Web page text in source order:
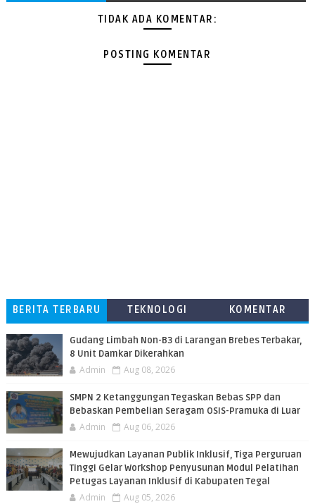
TIDAK ADA KOMENTAR:
POSTING KOMENTAR
BERITA TERBARU TEKNOLOGI
KOMENTAR
​Gudang Limbah Non-B3 di Larangan Brebes Terbakar,
8 Unit Damkar Dikerahkan
Admin Aug 08, 2026
SMPN 2 Ketanggungan Tegaskan Bebas SPP dan
Bebaskan Pembelian Seragam OSIS-Pramuka di Luar
Admin Aug 06, 2026
​Mewujudkan Layanan Publik Inklusif, Tiga Perguruan
Tinggi Gelar Workshop Penyusunan Modul Pelatihan
Petugas Layanan Inklusif di Kabupaten Tegal
Admin Aug 05, 2026